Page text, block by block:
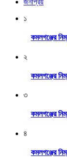
জনপ্রিয়
১
কমলগঞ্জের
২
কমলগঞ্জের
৩
কমলগঞ্জের
৪
কমলগঞ্জের